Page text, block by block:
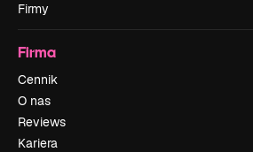
Firmy
Firma
Cennik
O nas
Reviews
Kariera